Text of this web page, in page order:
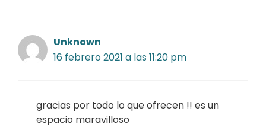
Unknown
16 febrero 2021 a las 11:20 pm
gracias por todo lo que ofrecen !! es un
espacio maravilloso